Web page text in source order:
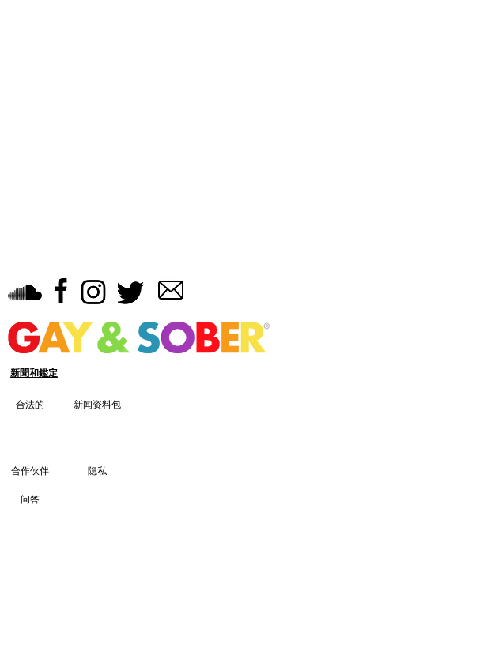
新聞和鑑定
合法的 新闻资料包
合作伙伴 隐私
问答